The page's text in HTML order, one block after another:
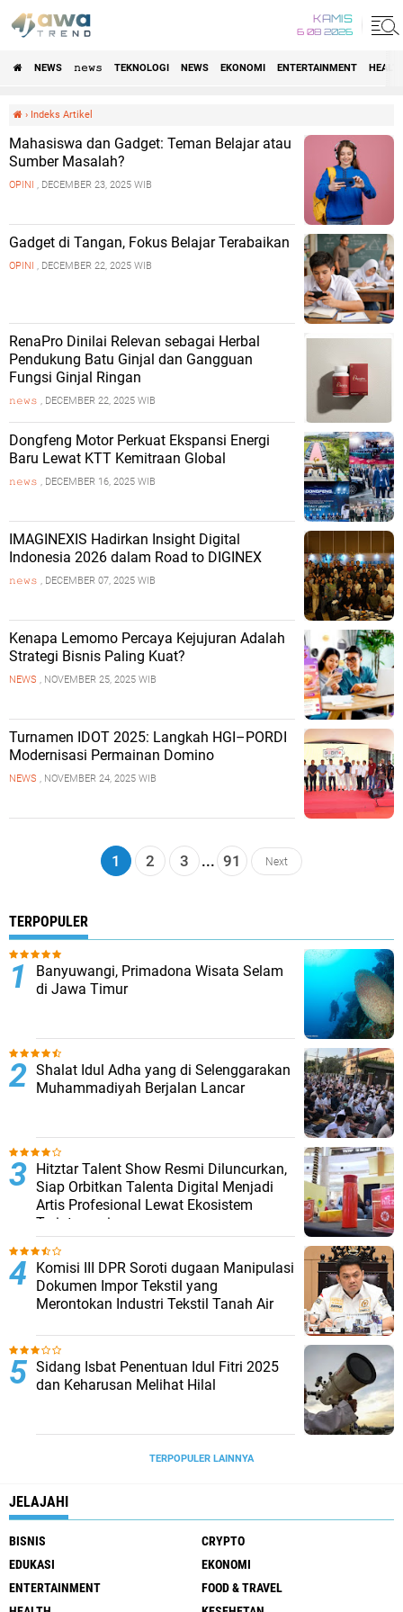
KAMIS
6 08 2026
NEWS 𝚗𝚎𝚠𝚜 TEKNOLOGI NEWS EKONOMI ENTERTAINMENT
› Indeks Artikel
Mahasiswa dan Gadget: Teman Belajar atau
Sumber Masalah?
OPINI , DECEMBER 23, 2025 WIB
Gadget di Tangan, Fokus Belajar Terabaikan
OPINI , DECEMBER 22, 2025 WIB
RenaPro Dinilai Relevan sebagai Herbal
Pendukung Batu Ginjal dan Gangguan
Fungsi Ginjal Ringan
𝚗𝚎𝚠𝚜 , DECEMBER 22, 2025 WIB
Dongfeng Motor Perkuat Ekspansi Energi
Baru Lewat KTT Kemitraan Global
𝚗𝚎𝚠𝚜 , DECEMBER 16, 2025 WIB
IMAGINEXIS Hadirkan Insight Digital
Indonesia 2026 dalam Road to DIGINEX
𝚗𝚎𝚠𝚜 , DECEMBER 07, 2025 WIB
Kenapa Lemomo Percaya Kejujuran Adalah
Strategi Bisnis Paling Kuat?
NEWS , NOVEMBER 25, 2025 WIB
Turnamen IDOT 2025: Langkah HGI–PORDI
Modernisasi Permainan Domino
NEWS , NOVEMBER 24, 2025 WIB
1 2 3 ... 91 Next
TERPOPULER
Banyuwangi, Primadona Wisata Selam
di Jawa Timur
Shalat Idul Adha yang di Selenggarakan
Muhammadiyah Berjalan Lancar
Hitztar Talent Show Resmi Diluncurkan,
Siap Orbitkan Talenta Digital Menjadi
Artis Profesional Lewat Ekosistem
Terintegrasi
Komisi III DPR Soroti dugaan Manipulasi
Dokumen Impor Tekstil yang
Merontokan Industri Tekstil Tanah Air
Sidang Isbat Penentuan Idul Fitri 2025
dan Keharusan Melihat Hilal
TERPOPULER LAINNYA
JELAJAHI
BISNIS
CRYPTO
EDUKASI
EKONOMI
ENTERTAINMENT
FOOD & TRAVEL